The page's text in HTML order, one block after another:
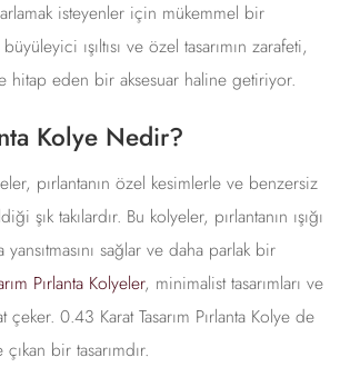
isteyenler için mükemmel bir
ışıltısı ve özel tasarımın zarafeti,
hitap eden bir aksesuar haline getiriyor.
Kolye Nedir?
pırlantanın özel kesimlerle ve benzersiz
şık takılardır. Bu kolyeler, pırlantanın ışığı
sağlar ve daha parlak bir
Pırlanta Kolyeler, minimalist tasarımları ve
çeker. 0.43 Karat Tasarım Pırlanta Kolye de
bir tasarımdır.